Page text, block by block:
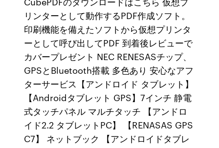
リンターとして動作するPDF作成ソフト。
印刷機能を備えたソフトから仮想プリンタ
ーとして呼び出してPDF 到着後レビューで
カバープレゼント NEC RENESASチップ、
GPSとBluetooth搭載 多色あり 安心なアフ
ターサービス【アンドロイド タブレット】
【Androidタブレット GPS】7インチ 静電
式タッチパネル マルチタッチ 【アンドロ
イド2.2 タブレットPC】 【RENASAS GPS
C7】 ネットブック 【アンドロイドタブレ